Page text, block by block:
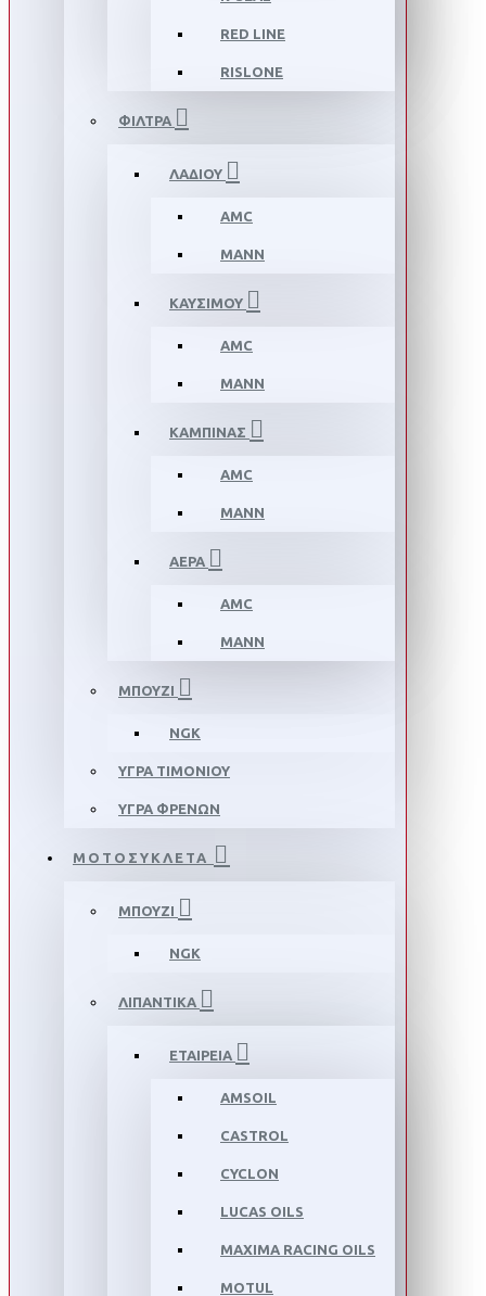
RED LINE
RISLONE
ΦΙΛΤΡΑ
ΛΑΔΙΟΥ
AMC
MANN
ΚΑΥΣΙΜΟΥ
AMC
MANN
ΚΑΜΠΙΝΑΣ
AMC
MANN
ΑΕΡΑ
AMC
MANN
ΜΠΟΥΖΙ
NGK
ΥΓΡΑ ΤΙΜΟΝΙΟΥ
ΥΓΡΑ ΦΡΕΝΩΝ
ΜΟΤΟΣΥΚΛΕΤΑ
ΜΠΟΥΖΙ
NGK
ΛΙΠΑΝΤΙΚΑ
ΕΤΑΙΡΕΙΑ
AMSOIL
CASTROL
CYCLON
LUCAS OILS
MAXIMA RACING OILS
MOTUL